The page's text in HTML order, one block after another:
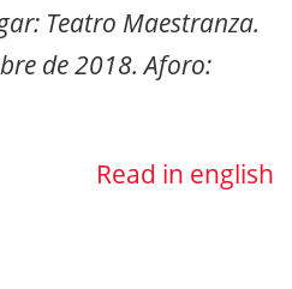
Teatro Maestranza.
de 2018. Aforo:
Read in english